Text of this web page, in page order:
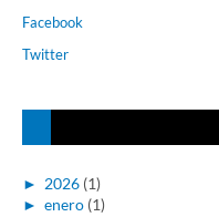
Facebook
Twitter
► 2026 (1)
► enero (1)